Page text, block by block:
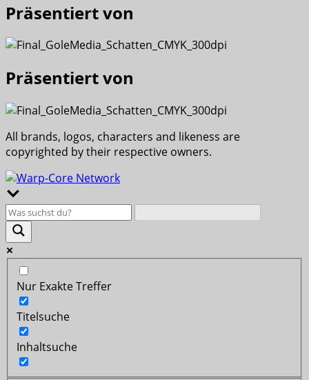
Präsentiert von
Präsentiert von
All brands, logos, characters and likeness are
copyrighted by their respective owners.
Nur Exakte Treffer
Titelsuche
Inhaltsuche